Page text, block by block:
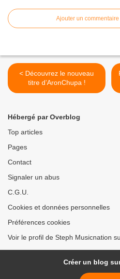
Ajouter un commentaire
< Découvrez le nouveau
titre d’AronChupa !
Hébergé par Overblog
Top articles
Pages
Contact
Signaler un abus
C.G.U.
Cookies et données personnelles
Préférences cookies
Voir le profil de Steph Musicnation
Créer un blog